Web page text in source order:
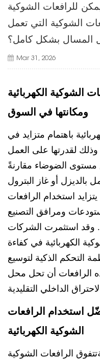
للرافعات الشوكية
الشوكية التي تعمل
المسال بشكل كامل؟
Mar 31, 2026
الشوكية الكهربائية
ومكانتها في السوق
باهتمام متزايد في
وذلك لقدرتها على العمل
مستوى الضوضاء مقارنةً
بالديزل أو غاز البترول
استخدام الرافعات
ومرافق التصنيع
وقد استثمرت الشركات
الكهربائية في كفاءة
التحكم الذكية لتوسيع
الرافعات أن تحل محل
استخدام الرافعات
الشوكية الكهربائية
تتفوق الرافعات الشوكية